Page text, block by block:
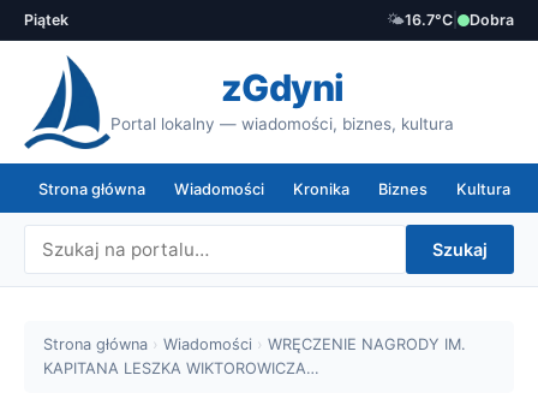
Piątek 🌤️16.7°C Dobra
zGdyni
Portal lokalny — wiadomości, biznes, kultura
Strona główna Wiadomości Kronika Biznes Kultura
Szukaj
Strona główna › Wiadomości › WRĘCZENIE NAGRODY IM.
KAPITANA LESZKA WIKTOROWICZA…